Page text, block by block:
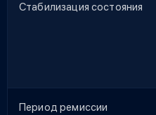
Стабилизация состояния
Период ремиссии